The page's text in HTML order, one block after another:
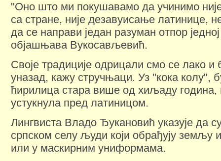
"Оно што ми покушавамо да учинимо
са стране, није дезавуисање латинице,
да се направи један разуман отпор
објашњава Вукосављевић.
Своје традиције одрицали смо се лако и
уназад, кажу стручњаци. Уз "кока колу",
ћирилица стара више од хиљаду година,
устукнула пред латиницом.
Лингвиста Владо Ђукановић указује да
српском селу људи који обрађују
или у маскирним униформама.